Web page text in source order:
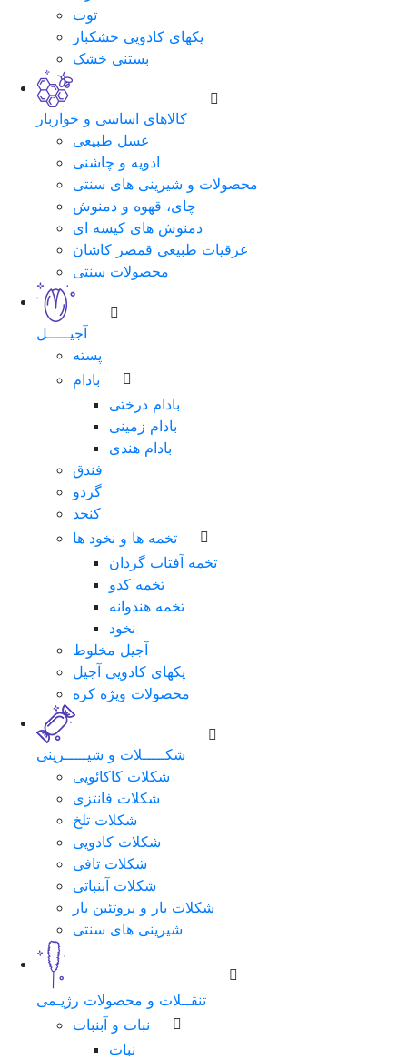
توت
پکهای کادویی خشکبار
بستنی خشک
کالاهای اساسی و خواربار
عسل طبیعی
ادویه و چاشنی
محصولات و شیرینی های سنتی
چای، قهوه و دمنوش
دمنوش های کیسه ای
عرقیات طبیعی قمصر کاشان
محصولات سنتی
آجیـــــل
پسته
بادام
بادام درختی
بادام زمینی
بادام هندی
فندق
گردو
کنجد
تخمه ها و نخود ها
تخمه آفتاب گردان
تخمه کدو
تخمه هندوانه
نخود
آجیل مخلوط
پکهای کادویی آجیل
محصولات ویژه کره
شکـــــلات و شیـــــرینی
شکلات کاکائویی
شکلات فانتزی
شکلات تلخ
شکلات کادویی
شکلات تافی
شکلات آبنباتی
شکلات بار و پروتئین بار
شیرینی های سنتی
تنقــلات و محصولات رژیـمی
نبات و آبنبات
نبات